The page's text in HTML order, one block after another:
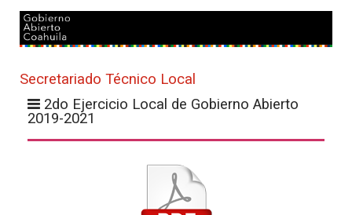
Secretariado Técnico Local
2do Ejercicio Local de Gobierno Abierto
2019-2021